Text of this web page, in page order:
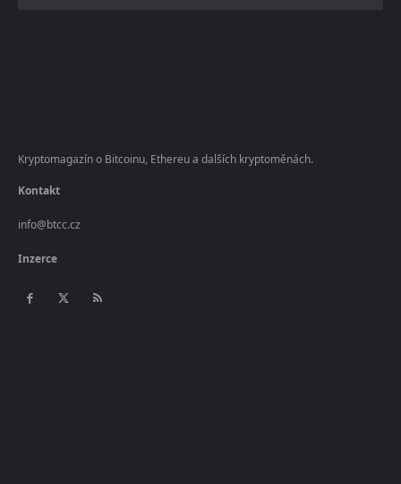
Kryptomagazín o Bitcoinu, Ethereu a dalších kryptoměnách.
Kontakt
info@btcc.cz
Inzerce